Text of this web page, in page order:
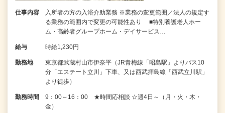
仕事内容
入所者の方の入浴介助業務 ※業務の変更範囲／法人の規定す
る業務の範囲内で変更の可能性あり ■特別養護老人ホー
ム・高齢者グループホーム・デイサービス…
給与 時給1,230円
勤務地
東京都武蔵村山市伊奈平（JR青梅線「昭島駅」よりバス10
分「エステート立川」下車、又は西武拝島線「西武立川駅」
より徒歩）
勤務時間
9：00～16：00 ★時間応相談 ☆週4日～（月・火・木・
金）